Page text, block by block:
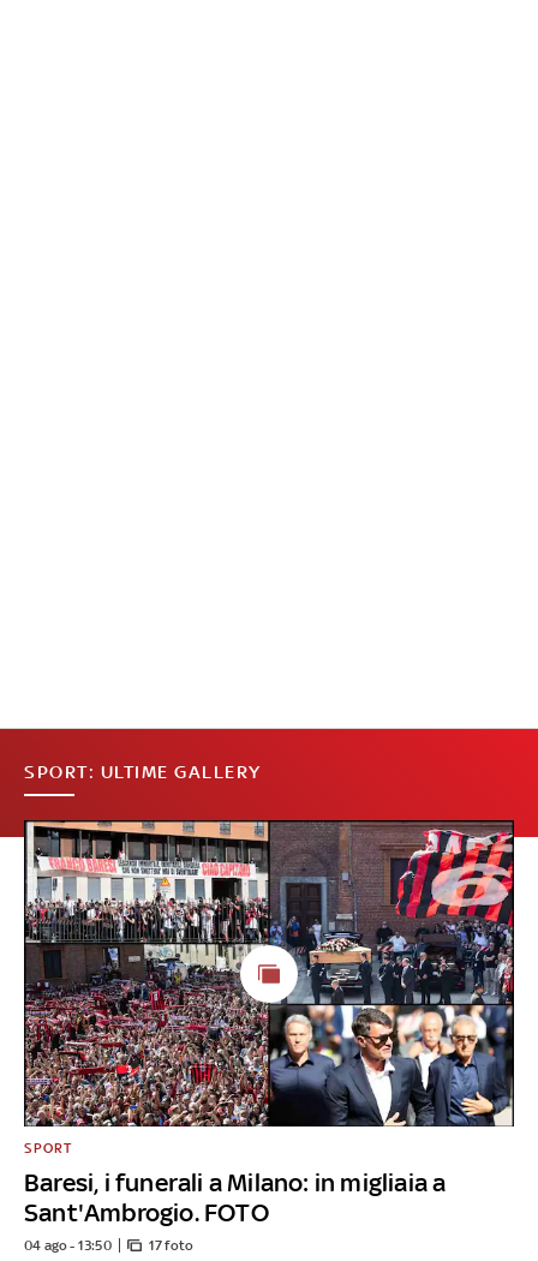
SPORT: ULTIME GALLERY
Baresi, i funerali a Milano: in migliaia a
Sant'Ambrogio. FOTO
SPORT
04 ago - 13:50 17 foto